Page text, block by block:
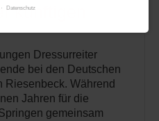
künftigen
Dressurreiter
bei den Deutschen
Riesenbeck. Während
Jahren für die
gemeinsam
Datenschutz